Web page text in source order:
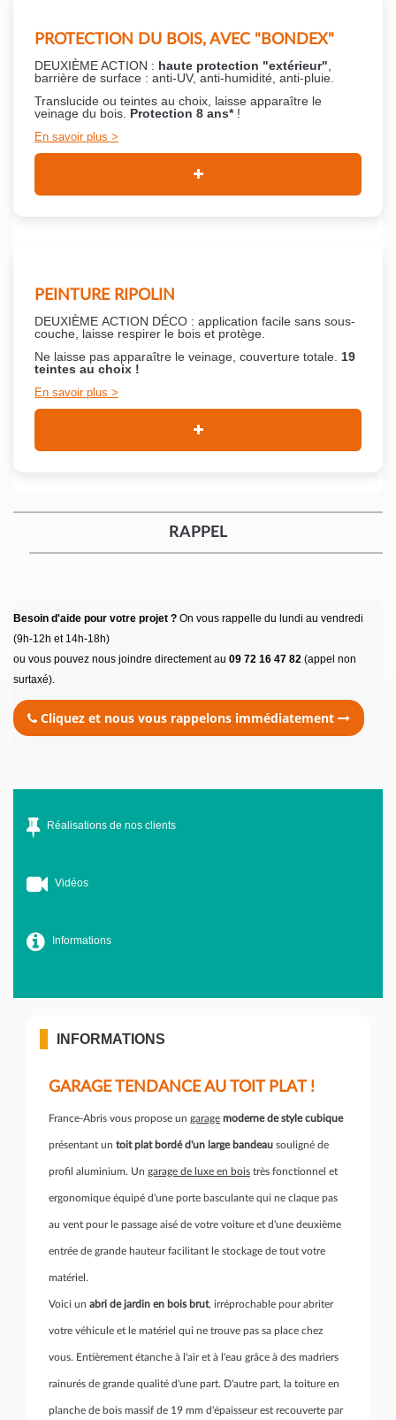
PROTECTION DU BOIS, AVEC "BONDEX"
DEUXIÈME ACTION : haute protection "extérieur"
barrière de surface : anti-UV, anti-humidité, anti-pluie.
Translucide ou teintes au choix, laisse apparaître le
veinage du bois. Protection 8 ans*!
En savoir plus
PEINTURE RIPOLIN
DEUXIÈME ACTION DÉCO : application facile sans sous-
couche, laisse respirer le bois et protège.
Ne laisse pas apparaître le veinage, couverture totale. 19
teintes au choix !
En savoir plus
RAPPEL
Besoin d'aide pour votre projet ? On vous rappelle du lundi au vendredi
(9h-12h et 14h-18h)
ou vous pouvez nous joindre directement au 09 72 16 47 82 (appel non
surtaxé).
Cliquez et nous vous rappelons immédiatement
Réalisations de nos clients
Vidéos
Informations
INFORMATIONS
GARAGE TENDANCE AU TOIT PLAT !
France-Abris vous propose un garage moderne de style cubique
présentant un toit plat bordé d'un large bandeau souligné de
profil aluminium. Un garage de luxe en bois très fonctionnel et
ergonomique équipé d'une porte basculante qui ne claque pas
au vent pour le passage aisé de votre voiture et d'une deuxième
entrée de grande hauteur facilitant le stockage de tout votre
matériel.
Voici un abri de jardin en bois brut, irréprochable pour abriter
votre véhicule et le matériel qui ne trouve pas sa place chez
vous. Entièrement étanche à l'air et à l'eau grâce à des madriers
rainurés de grande qualité d'une part. D'autre part, la toiture en
planche de bois massif de 19 mm d'épaisseur est recouverte par